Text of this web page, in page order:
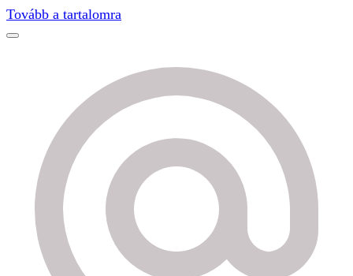
Tovább a tartalomra